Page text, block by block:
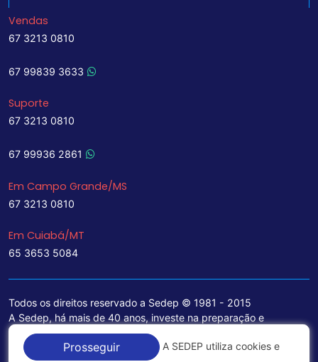
Vendas
67 3213 0810
67 99839 3633
Suporte
67 3213 0810
67 99936 2861
Em Campo Grande/MS
67 3213 0810
Em Cuiabá/MT
65 3653 5084
Todos os direitos reservado a Sedep © 1981 - 2015
A Sedep, há mais de 40 anos, investe na preparação e
treinamento de funcionários e na aquisição de tecnologia de
ponta para a ampliação de seu portfólio de serviços voltados
Prosseguir A SEDEP utiliza cookies e